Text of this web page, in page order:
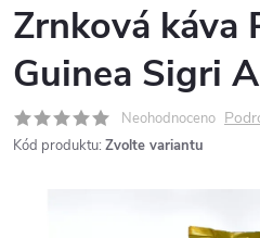
Zrnková káva
Guinea Sigri A
Neohodnoceno
Kód produktu: Zvolte variantu